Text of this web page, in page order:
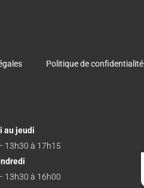
Politique de confidentialité
au jeudi
13h30 à 17h15
13h30 à 16h00